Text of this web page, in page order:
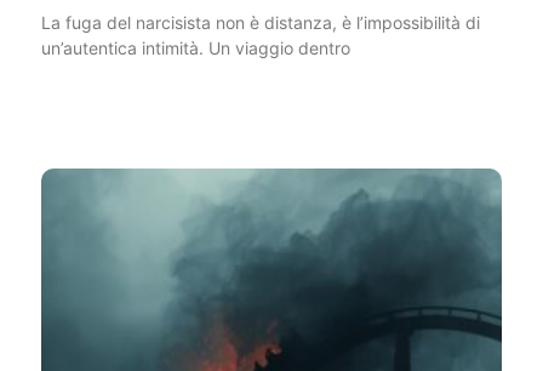
La fuga del narcisista non è distanza, è l’impossibilità di
un’autentica intimità. Un viaggio dentro